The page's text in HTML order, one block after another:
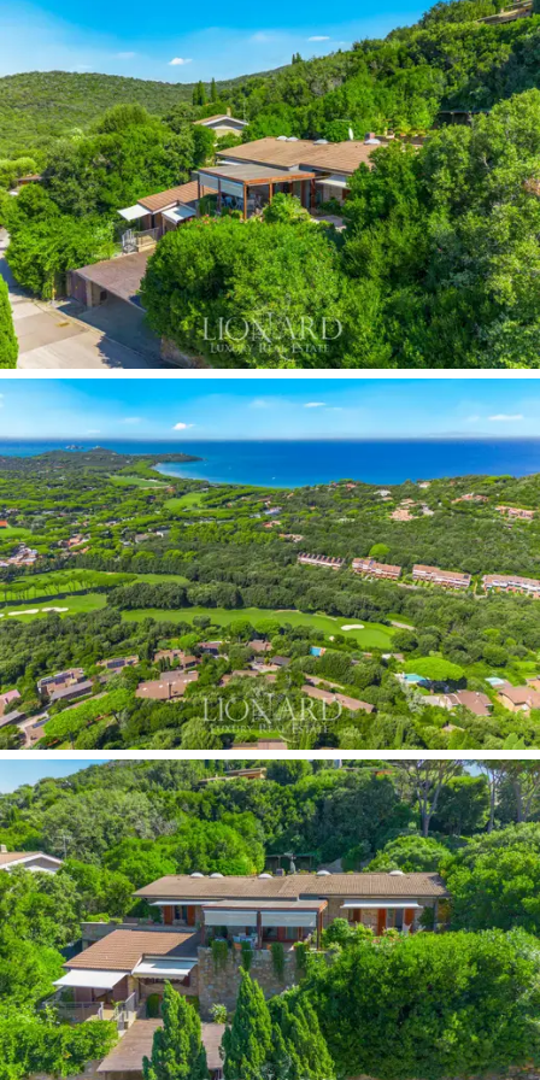
toscanalaisesta perinteestä, kun taas sisätiloissa on
lämpimät puulattiat ja heijastamattomalla käsittelyllä
käsitellyt lasipuuikkunan kehykset, jotka korostavat
eleganssia ja toimivuutta yhdistävää muotoilua.
Äskettäin tehty remontti on tehnyt asunnosta
täydellisen jokaista yksityiskohtaa myöten, ja
korkealaatuiset viimeistelyt ja modernit järjestelmät
takaavat maksimaalisen asumismukavuuden.
Päähuvilansisätilatovat tilavat ja ilmavat, ja
luonnonvalo on pääosassa. Sisäänkäynti johtaa suureen,
takalliseen kahden hengenolohuoneeseen, joka on
perhe-elämän sydän. Olohuone avautuu
panoraamaterasseille jaluo upean jatkumon sisä- ja
ulkotilojen välille. Tämän lisäksi on suuri ja toimiva
keittiö-ruokailutila.Makuutila koostuukolmesta
kahden hengen makuuhuoneesta, joissa jokaisessa
on oma kylpyhuone ja vaatekaappi, sekätyöhuoneesta
, joka voidaan helposti muuntaa neljänneksi
makuuhuoneeksi.
Kiinteistöön kuuluu myösulkorakennus, joka sijaitsee
päähuvilan alapuolella ja josta on myös upea
merinäköala. Ulkorakennuksessa on suuri olohuone,
kahden hengen makuuhuone ja kylpyhuone suihkulla,
joten se sopii täydellisesti vieraille tai
palveluhenkilökunnalle.
Ulkotilatovat yksi tämän kiinteistön arvokkaimmista
ominaisuuksista. Suuret terassit tarjoavat ihanteelliset
tilat ulkoruokailuun tai rentoutumiseen, ja puutarha, jota
koristavat ikivanhat rautatammet ja Välimeren tuoksut,
ympäröi huvilaaluoden rauhan ja yksityisyyden